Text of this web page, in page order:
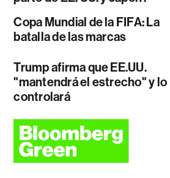
Copa Mundial de la FIFA: La
batalla de las marcas
Trump afirma que EE.UU.
"mantendrá el estrecho" y lo
controlará